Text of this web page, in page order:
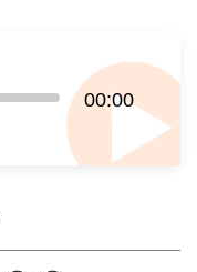
00:00